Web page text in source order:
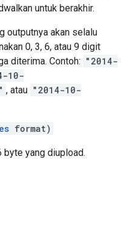
untuk berakhir.
outputnya akan selalu
0, 3, 6, atau 9 digit
diterima. Contoh: "2014-
10-
, atau "2014-10-
format)
byte yang diupload.